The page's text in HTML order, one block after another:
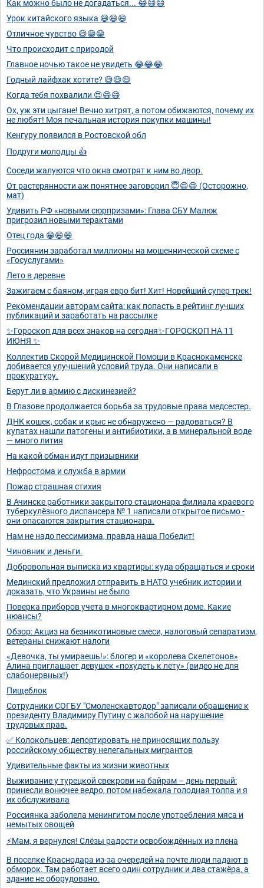
Как можно было не догадаться... 😂😄😄
Урок китайского языка 😄😄😄
Отличное чувство 😄😁😁
Что происходит с природой
Главное ночью такое не увидеть 😂😂😂
Годный лайфхак хотите? 😅😄😄
Когда тебя похвалили 😍😄😄
Ох, уж эти цыгане! Вечно хитрят, а потом обижаются, почему их
не любят! Моя печальная история покупки машины!
Кенгуру появился в Ростовской обл
Подруги молодцы 👍
Соседи жалуются что окна смотрят к ним во двор.
От растерянности аж понятнее заговорил 😇😄😄 (Осторожно,
мат)
Удивить РФ «новыми сюрпризами»: Глава СБУ Малюк
пригрозил новыми терактами
Отец года 😁😄😄
Россиянин заработал миллионы на мошеннической схеме с
«Госуслугами»
Лето в деревне
Зажигаем с баяном, играя евро бит! Хит! Новейший супер трек!
Рекомендации авторам сайта: как попасть в рейтинг лучших
публикаций и заработать на рассылке
✨Гороскоп для всех знаков на сегодня✨ГОРОСКОП НА 11
ИЮНЯ ✨
Коллектив Скорой Медицинской Помощи в Краснокаменске
добивается улучшений условий труда. Они написали в
прокуратуру.
Берут ли в армию с дискинезией?
В Глазове продолжается борьба за трудовые права медсестер.
ДНК кошек, собак и крыс не обнаружено — радоваться? В
купатах нашли патогены и антибиотики, а в минеральной воде
— много лития
На какой обман идут призывники
Нефростома и служба в армии
Пожар страшная стихия
В Ачинске работники закрытого стационара филиала краевого
туберкулёзного диспансера № 1 написали открытое письмо -
они опасаются закрытия стационара.
Нам не надо пессимизма, правда наша Победит!
Чиновник и деньги.
Добровольная выписка из квартиры: куда обращаться и сроки
Мединский предложил отправить в НАТО учебник истории и
доказать, что Украины не было
Поверка приборов учета в многоквартирном доме. Какие
нюансы?
Обзор: Акциз на безникотиновые смеси, налоговый сепаратизм,
ветераны снижают налоги
«Девочка, ты умираешь!»: блогер и «королева Скелетонов»
Алина приглашает девушек «похудеть к лету» (видео не для
слабонервных!)
Пищеблок
Сотрудники СОГБУ "Смоленскавтодор" записали обращение к
президенту Владимиру Путину с жалобой на нарушение
трудовых прав.
✅ Колокольцев: депортировать не приносящих пользу
российскому обществу нелегальных мигрантов
Удивительные факты из жизни животных
Выживание у турецкой свекрови на байрам – день первый:
принесли вонючее ведро, потом набежала голодная толпа и я
их обслуживала
Россиянка заболела менингитом после употребления мяса и
немытых овощей
⚡Мам, я вернулся! Слёзы радости освобождённых из плена
В поселке Краснодара из-за очередей на почте люди падают в
обморок. Там работает всего один сотрудник и два стажёра, а
здание не оборудовано.